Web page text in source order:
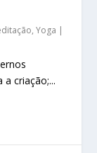
,Yoga |
criação;...